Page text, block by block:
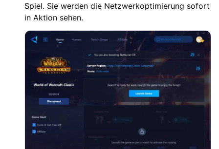
Spiel. Sie werden die Netzwerkoptimierung sofort
in Aktion sehen.